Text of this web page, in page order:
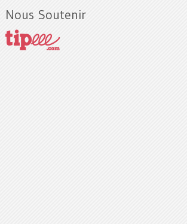
Nous Soutenir